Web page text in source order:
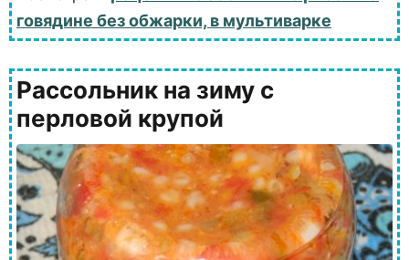
говядине без обжарки, в мультиварке
Рассольник на зиму с
перловой крупой